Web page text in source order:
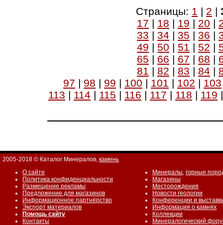
Страницы: 1 | 2 |
17 | 18 | 19 | 20 |
33 | 34 | 35 | 36 |
49 | 50 | 51 | 52 |
65 | 66 | 67 | 68 |
81 | 82 | 83 | 84 |
97 | 98 | 99 | 100 | 101 | 102 | 103
113 | 114 | 115 | 116 | 117 | 118 | 119
2005-2018 © Каталог Минералов, камень
О сайте
Политика конфиденциальности
Размещение рекламы
Предложение для магазинов
Информационное партнёрство
Экспорт материалов
Помощь сайту
Контакты
Минералы, горные
Магазины
Месторождения
Новости геологии
Конференции и
Информация о камнях
Коллекции
Минералогический